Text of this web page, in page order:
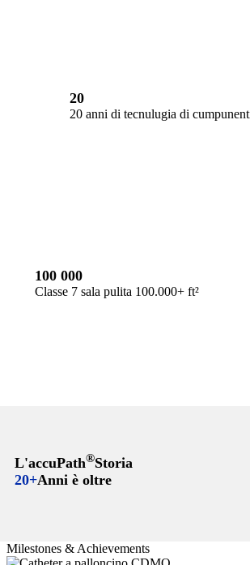
20
20 anni di tecnulugia di
100 000
Classe 7 sala pulita 100.000+ ft²
L'accuPath®Storia
20+Anni è oltre
Milestones & Achievements